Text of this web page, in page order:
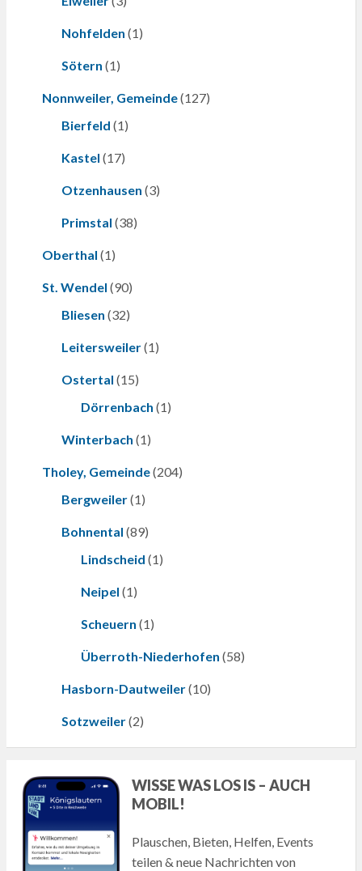
Nohfelden (1)
Sötern (1)
Nonnweiler, Gemeinde(127)
Bierfeld (1)
Kastel (17)
Otzenhausen (3)
Primstal (38)
Oberthal (1)
St. Wendel (90)
Bliesen (32)
Leitersweiler(1)
Ostertal (15)
Dörrenbach (1)
Winterbach (1)
Tholey, Gemeinde(204)
Bergweiler(1)
Bohnental (89)
Lindscheid (1)
Neipel (1)
Scheuern (1)
Überroth-Niederhofen (58)
Hasborn-Dautweiler(10)
Sotzweiler(2)
WISSE WAS LOS IS – AUCH
MOBIL!
Plauschen, Bieten, Helfen, Events
teilen & neue Nachrichten von